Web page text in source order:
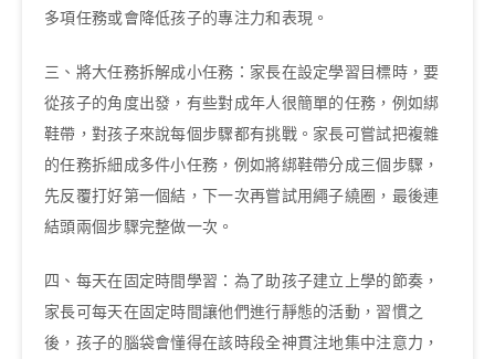
多項任務或會降低孩子的專注力和表現。
三、將大任務拆解成小任務：家長在設定學習目標時，要
從孩子的角度出發，有些對成年人很簡單的任務，例如綁
鞋帶，對孩子來說每個步驟都有挑戰。家長可嘗試把複雜
的任務拆細成多件小任務，例如將綁鞋帶分成三個步驟，
先反覆打好第一個結，下一次再嘗試用繩子繞圈，最後連
結頭兩個步驟完整做一次。
四、每天在固定時間學習：為了助孩子建立上學的節奏，
家長可每天在固定時間讓他們進行靜態的活動，習慣之
後，孩子的腦袋會懂得在該時段全神貫注地集中注意力，